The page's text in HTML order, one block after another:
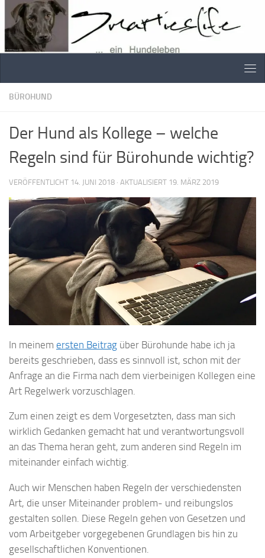
Skip to content
BÜROHUND
Der Hund als Kollege – welche
Regeln sind für Bürohunde wichtig?
VERÖFFENTLICHT 14. JUNI 2018 · AKTUALISIERT 19. MÄRZ 2019
In meinem ersten Beitrag über Bürohunde habe ich ja
bereits geschrieben, dass es sinnvoll ist, schon mit der
Anfrage an die Firma nach dem vierbeinigen Kollegen eine
Art Regelwerk vorzuschlagen.
Zum einen zeigt es dem Vorgesetzten, dass man sich
wirklich Gedanken gemacht hat und verantwortungsvoll
an das Thema heran geht, zum anderen sind Regeln im
miteinander einfach wichtig.
Auch wir Menschen haben Regeln der verschiedensten
Art, die unser Miteinander problem- und reibungslos
gestalten sollen. Diese Regeln gehen von Gesetzen und
vom Arbeitgeber vorgegebenen Grundlagen bis hin zu
gesellschaftlichen Konventionen.